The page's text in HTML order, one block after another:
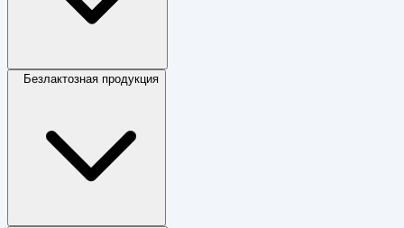
Безлактозная продукция